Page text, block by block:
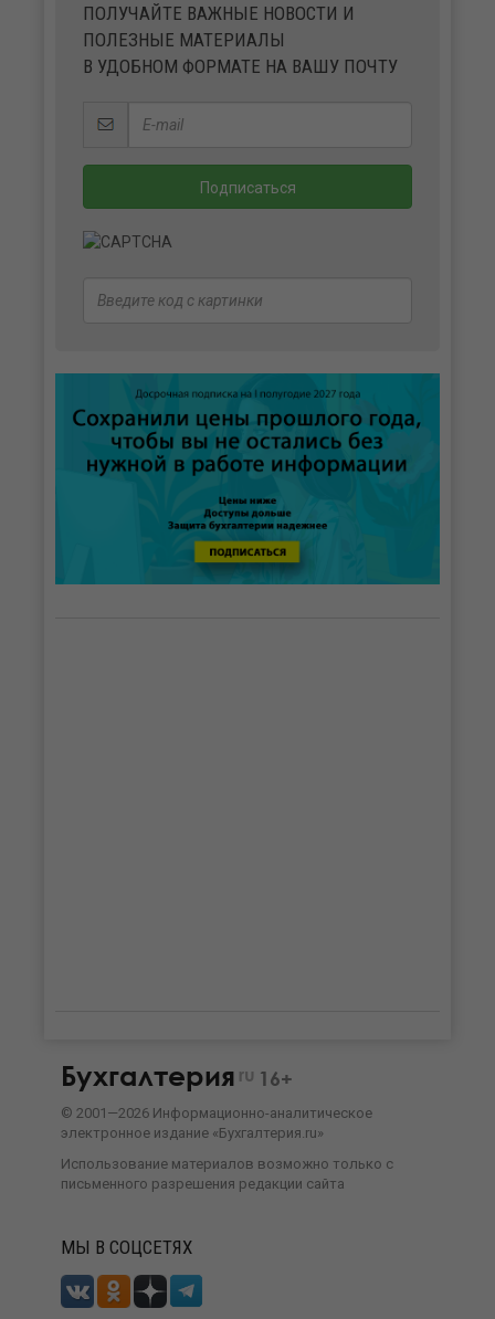
ПОЛУЧАЙТЕ ВАЖНЫЕ НОВОСТИ И
ПОЛЕЗНЫЕ МАТЕРИАЛЫ
В УДОБНОМ ФОРМАТЕ НА ВАШУ ПОЧТУ
Бухгалтерия ru 16+
© 2001—2026 Информационно-аналитическое
электронное издание «Бухгалтерия.ru»
Использование материалов возможно только с
письменного разрешения редакции сайта
МЫ В СОЦСЕТЯХ